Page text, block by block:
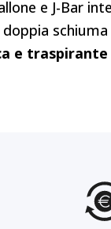
e J-Bar
doppia
e traspirante